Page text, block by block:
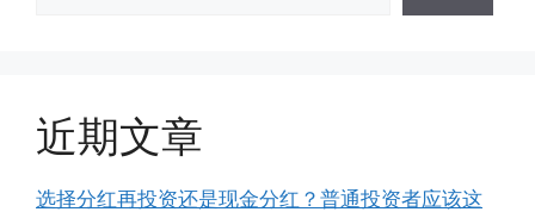
近期文章
选择分红再投资还是现金分红？普通投资者应该这